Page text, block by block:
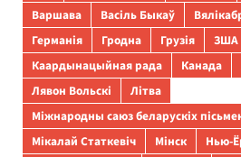
Варшава
Васіль Быкаў
Германія
Гродна Грузія
ЗША
Каардынацыйная рада
Канада
Лявон Вольскі
Літва
Міжнародны саюз беларускіх
Мікалай Статкевіч
Мінск Нью-